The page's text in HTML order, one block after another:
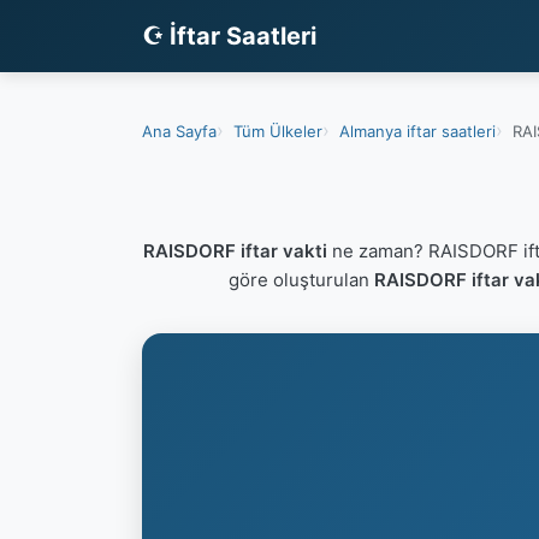
☪ İftar Saatleri
Ana Sayfa Tüm Ülkeler Almanya iftar saatleri
RAISDORF iftar vakti ne zaman? RAISDORF
göre oluşturulan RAISDORF iftar